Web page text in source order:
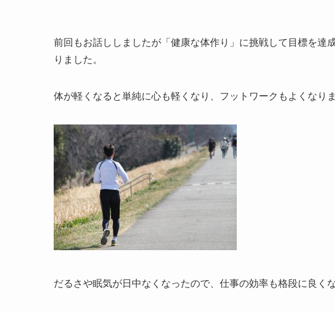
前回もお話ししましたが「健康な体作り」に挑戦して目標を達
りました。
体が軽くなると単純に心も軽くなり、フットワークもよくなりま
だるさや眠気が日中なくなったので、仕事の効率も格段に良く